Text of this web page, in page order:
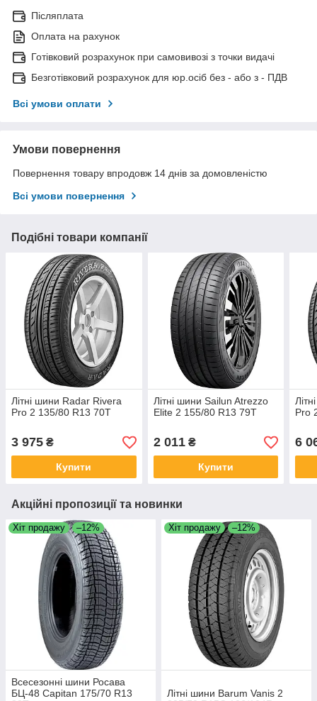
Післяплата
Оплата на рахунок
Готівковий розрахунок при самовивозі з точки видачі
Безготівковий розрахунок для юр.осіб без - або з - ПДВ
Всі умови оплати
Умови повернення
Повернення товару впродовж 14 днів за домовленістю
Всі умови повернення
Подібні товари компанії
Літні шини Radar Rivera
Pro 2 135/80 R13 70T
3 975 ₴
Купити
Літні шини Sailun Atrezzo
Elite 2 155/80 R13 79T
2 011₴
Купити
Pro
6
Акційні пропозиції та новинки
Хіт продажу –12%
Всесезонні шини Росава
БЦ-48 Capitan 175/70 R13
Хіт продажу –12%
Літні шини Barum Vanis 2